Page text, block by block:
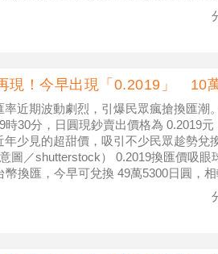
現！今早出現「0.2019」 10
率近期波動劇烈，引爆民眾瘋搶換匯潮
時30分，日圓現鈔賣出價格為 0.2019
年少見的超甜價，吸引不少民眾趁勢
圖／shutterstock） 0.2019換匯價吸
幣換匯，今早可兌換 49萬5300日圓，